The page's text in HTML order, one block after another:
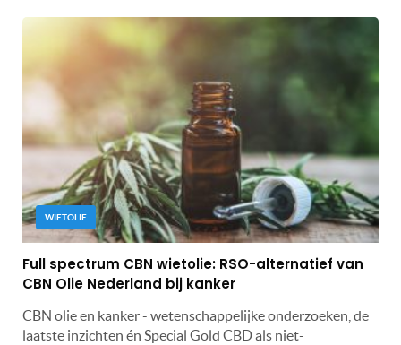
WIETOLIE
Full spectrum CBN wietolie: RSO-alternatief van
CBN Olie Nederland bij kanker
CBN olie en kanker - wetenschappelijke onderzoeken, de
laatste inzichten én Special Gold CBD als niet-